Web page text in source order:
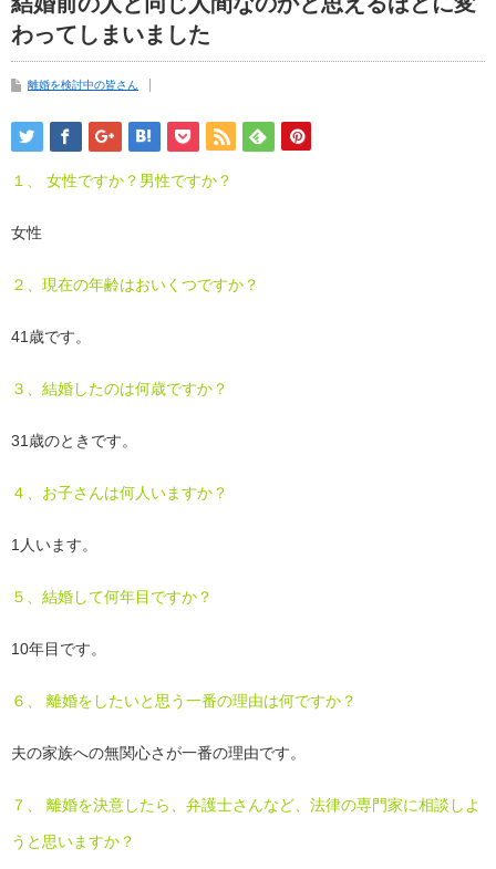
わってしまいました
離婚を検討中の皆さん
１、 女性ですか？男性ですか？
女性
２、現在の年齢はおいくつですか？
41歳です。
３、結婚したのは何歳ですか？
31歳のときです。
４、お子さんは何人いますか？
1人います。
５、結婚して何年目ですか？
10年目です。
６、 離婚をしたいと思う一番の理由は何ですか？
夫の家族への無関心さが一番の理由です。
７、 離婚を決意したら、弁護士さんなど、法律の専門家に相談しよ
うと思いますか？